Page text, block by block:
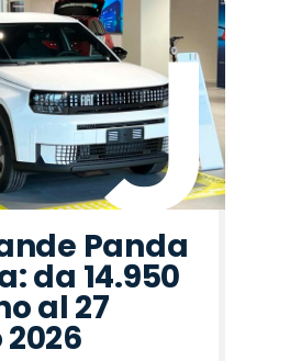
Panda
da 14.950
al 27